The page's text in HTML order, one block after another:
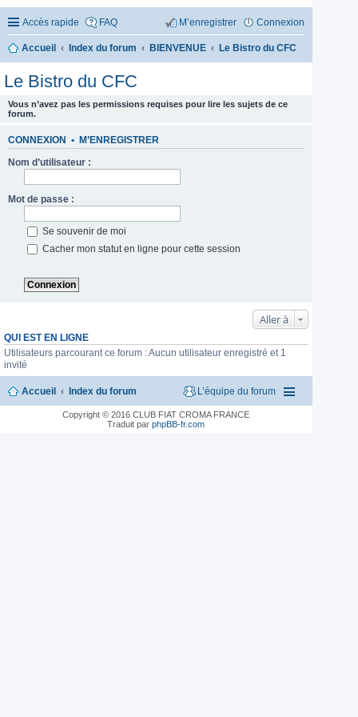
Accès rapide FAQ Connexion
M’enregistrer
Accueil Index du forum BIENVENUE Le Bistro du CFC
Le Bistro du CFC
Vous n’avez pas les permissions requises pour lire les sujets de ce
forum.
CONNEXION • M’ENREGISTRER
Nom d’utilisateur :
Mot de passe :
Se souvenir de moi
Cacher mon statut en ligne pour cette session
Aller à
QUI EST EN LIGNE
Utilisateurs parcourant ce forum : Aucun utilisateur enregistré et 1
invité
Accueil Index du forum L’équipe du forum
Copyright © 2016 CLUB FIAT CROMA FRANCE
Traduit parphpBB-fr.com